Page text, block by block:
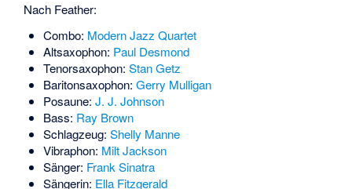
Nach Feather:
Combo: Modern Jazz Quartet
Altsaxophon: Paul Desmond
Tenorsaxophon: Stan Getz
Baritonsaxophon: Gerry Mulligan
Posaune: J. J. Johnson
Bass: Ray Brown
Schlagzeug: Shelly Manne
Vibraphon: Milt Jackson
Sänger: Frank Sinatra
Sängerin: Ella Fitzgerald